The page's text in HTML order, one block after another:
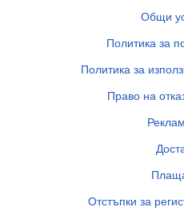
Общи
Политика за
Политика за
Право на
Отстъпки за